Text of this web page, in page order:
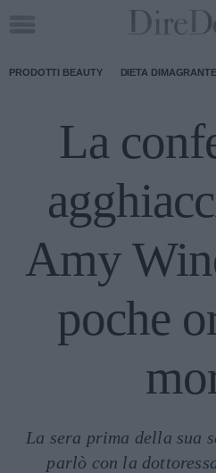
PRODOTTI BEAUTY DIETA DIMAGRANTE
La
Amy
poche
La sera prima della sua
parlò con la